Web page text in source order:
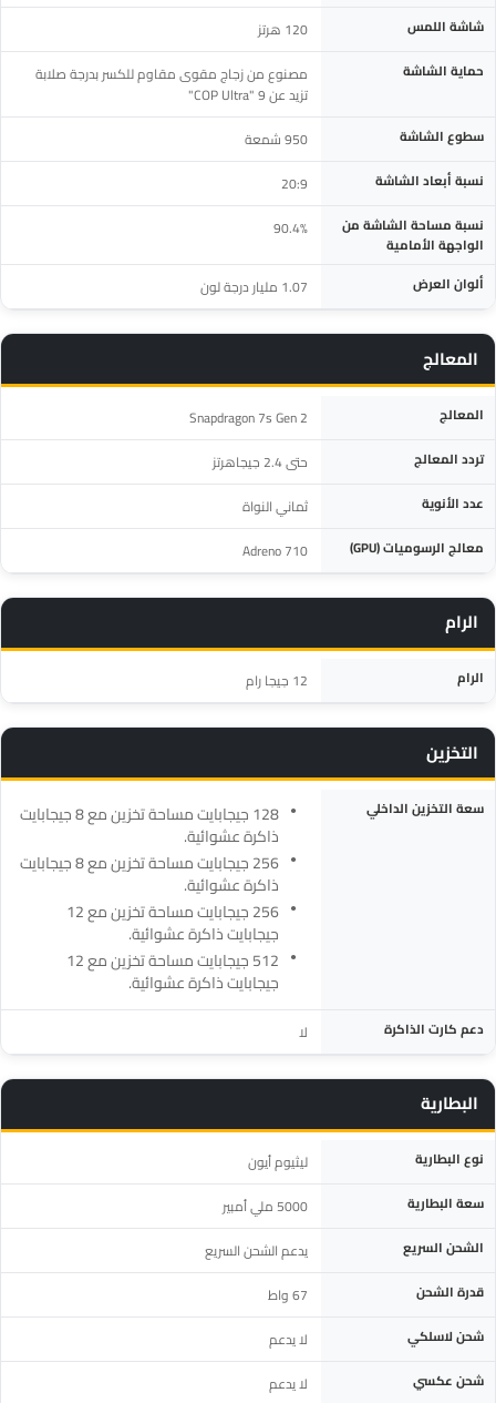
شاشة اللمس 120 هرتز
حماية الشاشة
مصنوع من زجاج مقوى مقاوم للكسر بدرجة صلابة
تزيد عن 9 "COP Ultra"
سطوع الشاشة 950 شمعة
نسبة أبعاد الشاشة 20:9
نسبة مساحة الشاشة من
الواجهة الأمامية
90.4%
ألوان العرض 1.07 مليار درجة لون
المعالج
المواصفة
المعالج Snapdragon 7s Gen 2
تردد المعالج حتى 2.4 جيجاهرتز
عدد الأنوية ثماني النواة
معالج الرسوميات (GPU) Adreno 710
الرام
المواصفة
الرام 12 جيجا رام
التخزين
المواصفةالتفاصيل
سعة التخزين الداخلي 128 جيجابايت مساحة تخزين مع 8 جيجابايت
ذاكرة عشوائية.
256 جيجابايت مساحة تخزين مع 8 جيجابايت
ذاكرة عشوائية.
256 جيجابايت مساحة تخزين مع 12
جيجابايت ذاكرة عشوائية.
512 جيجابايت مساحة تخزين مع 12
جيجابايت ذاكرة عشوائية.
دعم كارت الذاكرة لا
البطارية
المواصفةالتفاصيلنوع البطارية ليثيوم أيون
سعة البطارية 5000 ملي أمبير
الشحن السريع يدعم الشحن السريع
قدرة الشحن 67 واط
شحن لاسلكي لا يدعم
شحن عكسي لا يدعم